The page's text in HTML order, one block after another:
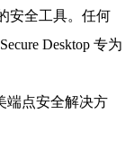
安全工具。任何
Desktop 专为
端点安全解决方